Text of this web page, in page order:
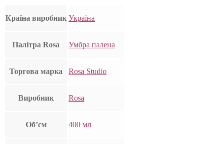
Країна виробник Україна
Палітра Rosa Умбра палена
Торгова марка Rosa Studio
Виробник Rosa
Об’єм 400 мл